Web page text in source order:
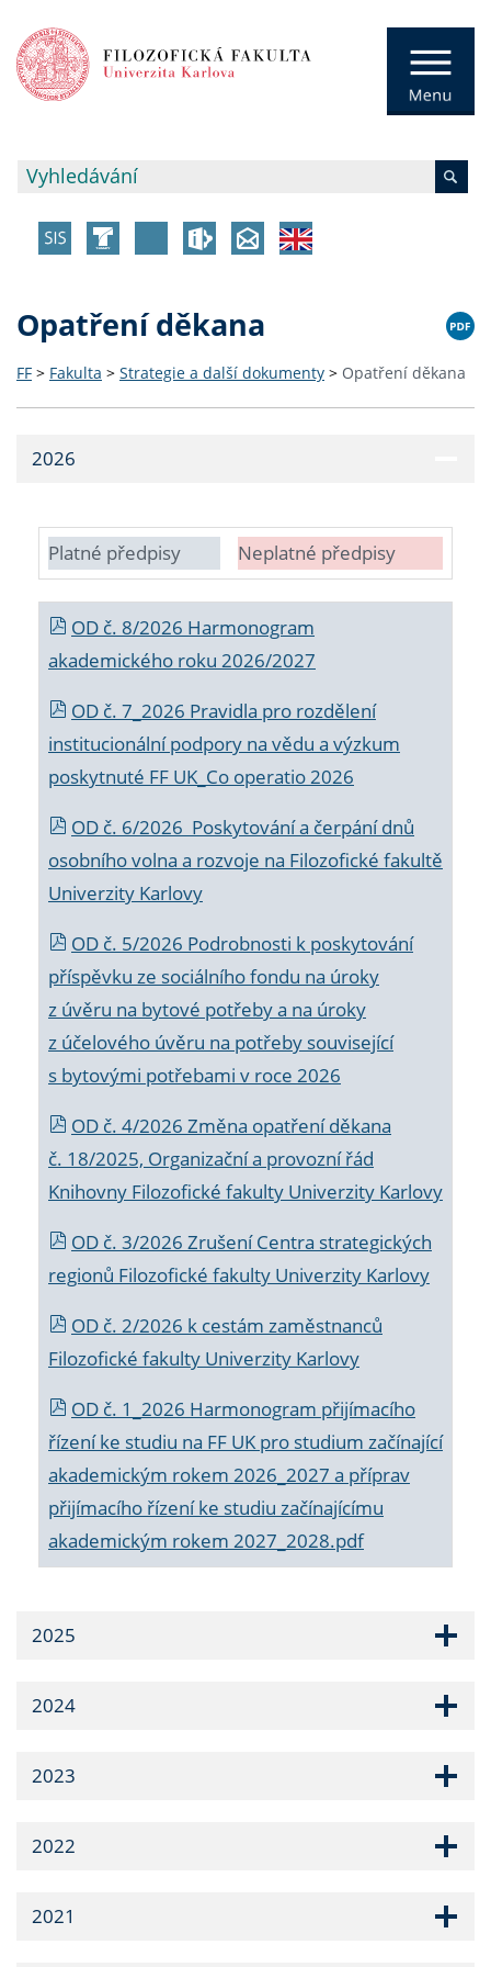
Opatření děkana
FF > Fakulta > Strategie a další dokumenty > Opatření děkana
2026
Platné předpisy Neplatné předpisy
OD č. 8/2026 Harmonogram
akademického roku 2026/2027
OD č. 7_2026 Pravidla pro rozdělení
institucionální podpory na vědu a výzkum
poskytnuté FF UK_Co operatio 2026
OD č. 6/2026 Poskytování a čerpání dnů
osobního volna a rozvoje na Filozofické fakultě
Univerzity Karlovy
OD č. 5/2026 Podrobnosti k poskytování
příspěvku ze sociálního fondu na úroky
z úvěru na bytové potřeby a na úroky
z účelového úvěru na potřeby související
s bytovými potřebami v roce 2026
OD č. 4/2026 Změna opatření děkana
č. 18/2025, Organizační a provozní řád
Knihovny Filozofické fakulty Univerzity Karlovy
OD č. 3/2026 Zrušení Centra strategických
regionů Filozofické fakulty Univerzity Karlovy
OD č. 2/2026 k cestám zaměstnanců
Filozofické fakulty Univerzity Karlovy
OD č. 1_2026 Harmonogram přijímacího
řízení ke studiu na FF UK pro studium začínající
akademickým rokem 2026_2027 a příprav
přijímacího řízení ke studiu začínajícímu
akademickým rokem 2027_2028.pdf
2025
2024
2023
2022
2021